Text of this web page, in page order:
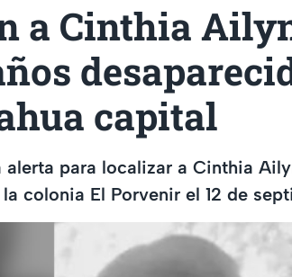
a Cinthia
capital
alerta para localizar a Cinthia
colonia El Porvenir el 12 de